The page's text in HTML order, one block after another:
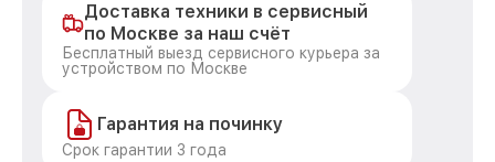
Доставка техники в сервисный
по Москве за наш счёт
Бесплатный выезд сервисного курьера за
устройством по Москве
Гарантия на починку
Срок гарантии 3 года